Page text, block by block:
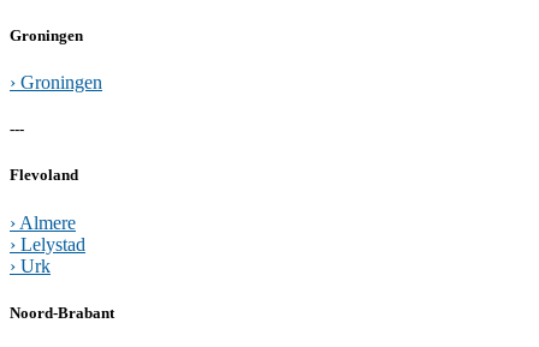
Groningen
› Groningen
---
Flevoland
› Almere
› Lelystad
› Urk
Noord-Brabant